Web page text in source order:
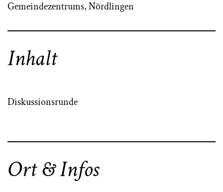
Gemeindezentrums, Nördlingen
Inhalt
Diskussionsrunde
Ort & Infos